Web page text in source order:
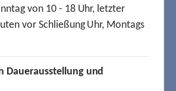
von 10 - 18 Uhr, letzter
vor Schließung Uhr, Montags
Dauerausstellung und